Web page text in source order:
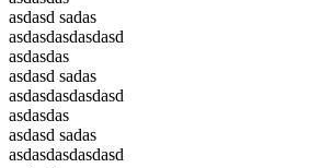
asdasd sadas
asdasdasdasdasd
asdasdas
asdasd sadas
asdasdasdasdasd
asdasdas
asdasd sadas
asdasdasdasdasd